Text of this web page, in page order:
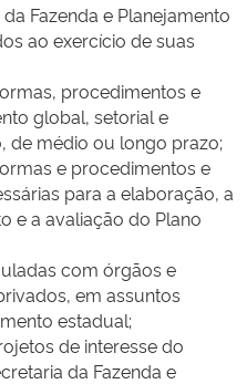
Fazenda e Planejamento
ao exercício de suas
procedimentos e
global, setorial e
de médio ou longo prazo;
e procedimentos e
para a elaboração, a
e a avaliação do Plano
com órgãos e
em assuntos
estadual;
de interesse do
da Fazenda e